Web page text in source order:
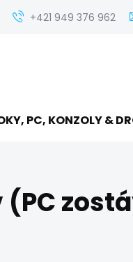
+421 949 376 962
ceny servisu
PC, KONZOLY &